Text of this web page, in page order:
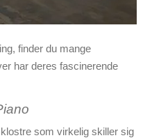
finder du mange
har deres fascinerende
som virkelig skiller sig